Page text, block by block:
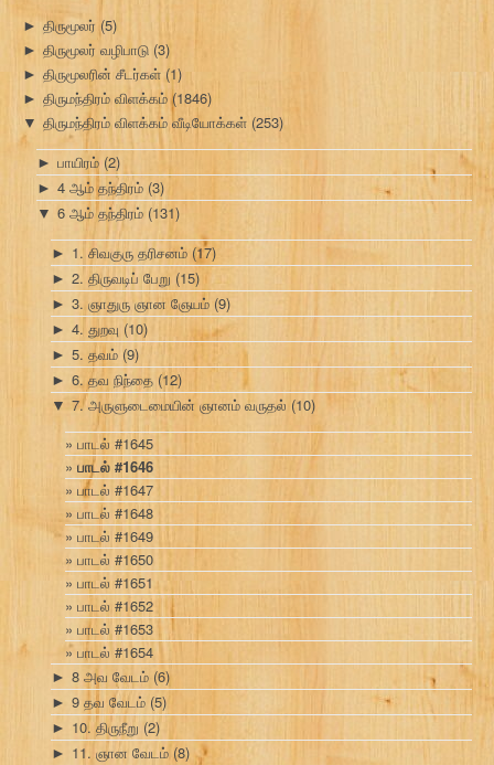
► திருமூலர் (5)
► திருமூலர் வழிபாடு (3)
► திருமூலரின் சீடர்கள் (1)
► திருமந்திரம் விளக்கம்(1846)
▼ திருமந்திரம் விளக்கம் வீடியோக்கள் (253)
► பாயிரம் (2)
► 4 ஆம் தந்திரம் (3)
▼ 6 ஆம் தந்திரம் (131)
► 1. சிவகுரு தரிசனம் (17)
► 2. திருவடிப் பேறு (15)
► 3. ஞாதுரு ஞான ஞேயம் (9)
► 4. துறவு (10)
► 5. தவம் (9)
► 6. தவ நிந்தை (12)
▼ 7. அருளுடைமையின் ஞானம் வருதல் (10)
பாடல் #1645
பாடல் #1646
பாடல் #1647
பாடல் #1648
பாடல் #1649
பாடல் #1650
பாடல் #1651
பாடல் #1652
பாடல் #1653
பாடல் #1654
► 8 அவ வேடம் (6)
► 9 தவ வேடம் (5)
► 10. திருநீறு (2)
► 11. ஞான வேடம் (8)